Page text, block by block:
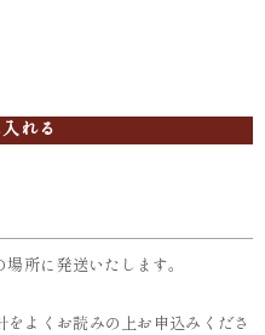
れる
所に発送いたします。
よくお読みの上お申込みくださ